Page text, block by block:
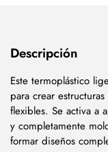
Descripción
Este termoplástico
para crear
flexibles. Se activa a
y completamente
formar diseños